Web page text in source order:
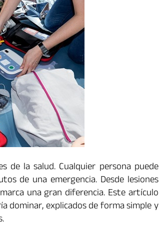
de la salud. Cualquier persona puede
de una emergencia. Desde lesiones
una gran diferencia. Este artículo
dominar, explicados de forma simple y